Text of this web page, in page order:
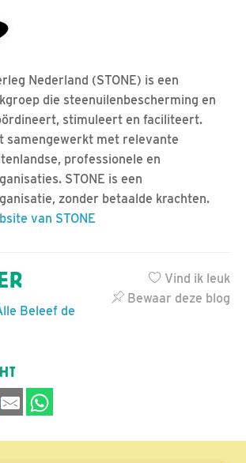
Nederland (STONE) is een
die steenuilenbescherming en
stimuleert en faciliteert.
samengewerkt met relevante
professionele en
STONE is een
zonder betaalde krachten.
van STONE
Vind ik leuk
Bewaar deze blog
Beleef de